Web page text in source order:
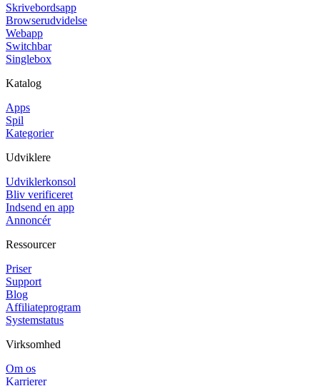
Skrivebordsapp
Browserudvidelse
Webapp
Switchbar
Singlebox
Katalog
Apps
Spil
Kategorier
Udviklere
Udviklerkonsol
Bliv verificeret
Indsend en app
Annoncér
Ressourcer
Priser
Support
Blog
Affiliateprogram
Systemstatus
Virksomhed
Om os
Karrierer